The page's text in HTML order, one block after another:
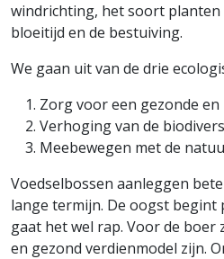
windrichting, het soort
bloeitijd en de bestuiving.
We gaan uit van de drie
Zorg voor een gezonde
Verhoging van de
Meebewegen met de
Voedselbossen aanleggen
lange termijn. De oogst begint
gaat het wel rap. Voor de boer
en gezond verdienmodel zijn.